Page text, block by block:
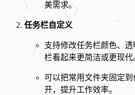
美需求。
任务栏自定义
支持修改任务栏颜色、
栏看起来更简洁或更现代
可以把常用文件夹固定
开，提升工作效率。